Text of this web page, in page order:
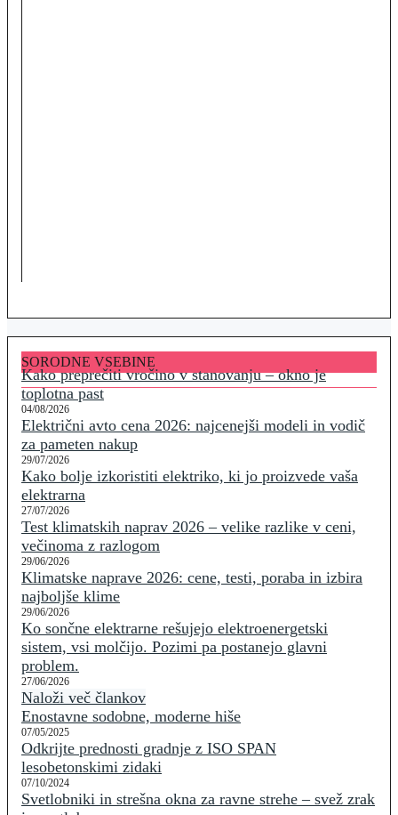
SORODNE VSEBINE
Kako preprečiti vročino v stanovanju – okno je
toplotna past
04/08/2026
Električni avto cena 2026: najcenejši modeli in vodič
za pameten nakup
29/07/2026
Kako bolje izkoristiti elektriko, ki jo proizvede vaša
elektrarna
27/07/2026
Test klimatskih naprav 2026 – velike razlike v ceni,
večinoma z razlogom
29/06/2026
Klimatske naprave 2026: cene, testi, poraba in izbira
najboljše klime
29/06/2026
Ko sončne elektrarne rešujejo elektroenergetski
sistem, vsi molčijo. Pozimi pa postanejo glavni
problem.
27/06/2026
Naloži več člankov
Enostavne sodobne, moderne hiše
07/05/2025
Odkrijte prednosti gradnje z ISO SPAN
lesobetonskimi zidaki
07/10/2024
Svetlobniki in strešna okna za ravne strehe – svež zrak